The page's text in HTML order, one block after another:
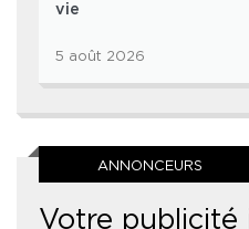
vie
5 août 2026
ANNONCEURS
Votre publicité